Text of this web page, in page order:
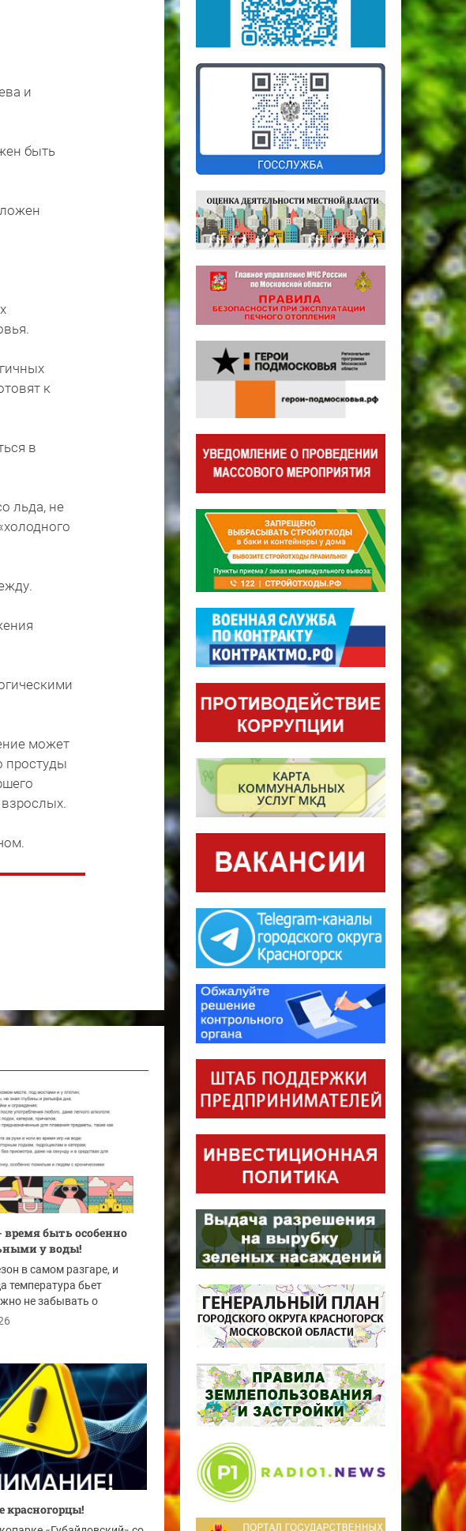
и
быть
к
в
льда, не
может
простуды
быть особенно
у воды!
в самом разгаре, и
температура бьет
не забывать о
Отдых у...